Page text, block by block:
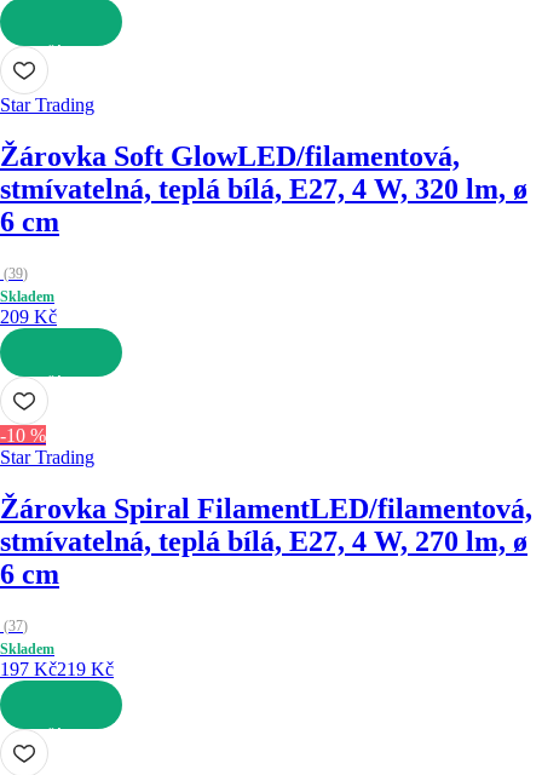
DO KOŠÍKU
Star Trading
Žárovka Soft GlowLED/filamentová,
stmívatelná, teplá bílá, E27, 4 W, 320 lm, ø
6 cm
(39)
Skladem
209 Kč
DO KOŠÍKU
-10 %
Star Trading
Žárovka Spiral FilamentLED/filamentová,
stmívatelná, teplá bílá, E27, 4 W, 270 lm, ø
6 cm
(37)
Skladem
197 Kč219 Kč
DO KOŠÍKU